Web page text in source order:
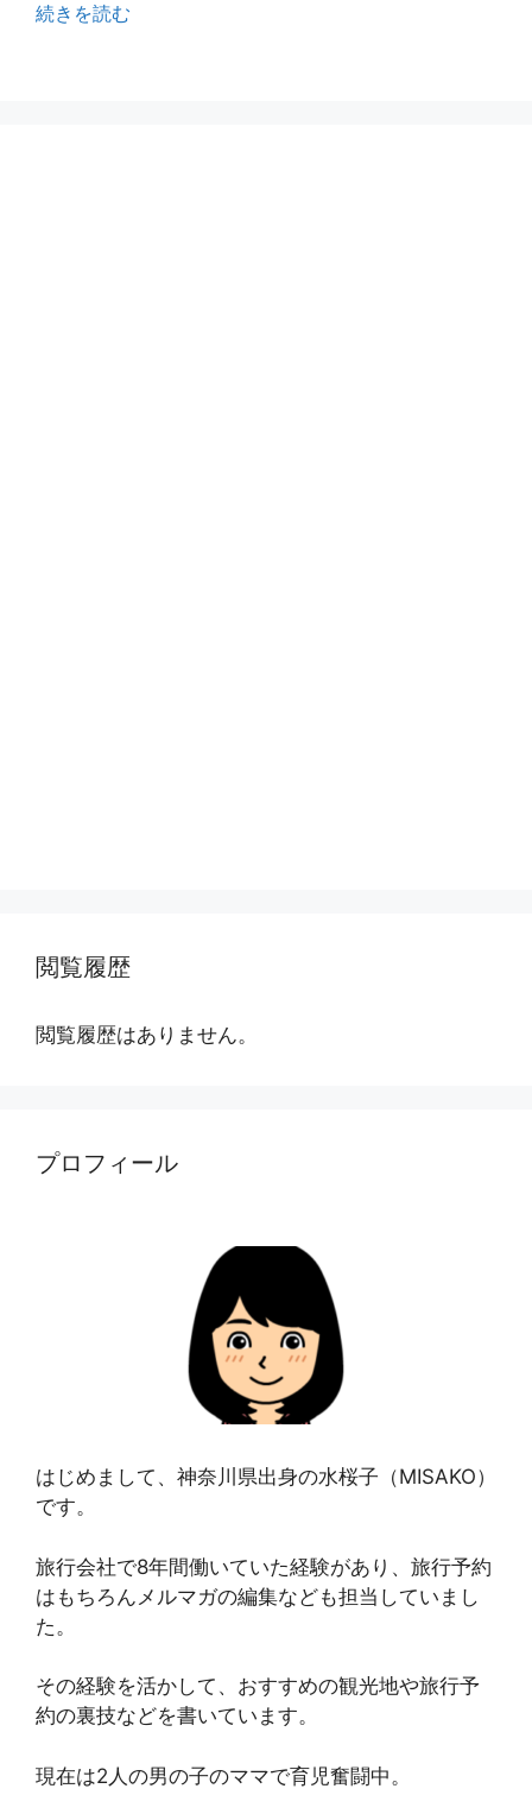
続きを読む
閲覧履歴
閲覧履歴はありません。
プロフィール
はじめまして、神奈川県出身の水桜子（MISAKO）
です。
旅行会社で8年間働いていた経験があり、旅行予約
はもちろんメルマガの編集なども担当していまし
た。
その経験を活かして、おすすめの観光地や旅行予
約の裏技などを書いています。
現在は2人の男の子のママで育児奮闘中。